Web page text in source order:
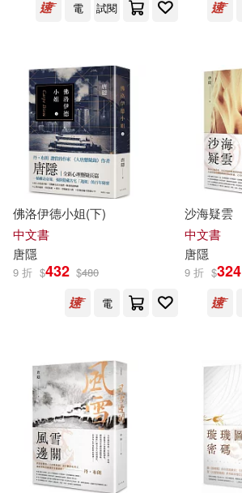
唐廣勇(37) 聞一多(37)
（美）梭羅(37) 葉嘉瑩(36)
（唐）杜甫(36) 唐々煙(35)
（清）褚人獲(35)
（瑞典）塞爾瑪·拉格洛芙(35)
Hirosan(34)
岡本倫(34)
三九(33) 唐 玄奘譯(33)
重慶出版社(231)
外語教學與研究出版社(216)
浙江少年兒童出版社(214)
上海譯文出版社(205)
博樂伯樂(204)
中國人口出版社(197)
商周出版(194) 三民(192)
校園書房(180)
電 試閱
佛洛伊德小姐(下)
中文書
唐隱
9 折 $432 $480
電
沙海疑雲
中文書
唐隱
9 折 $324